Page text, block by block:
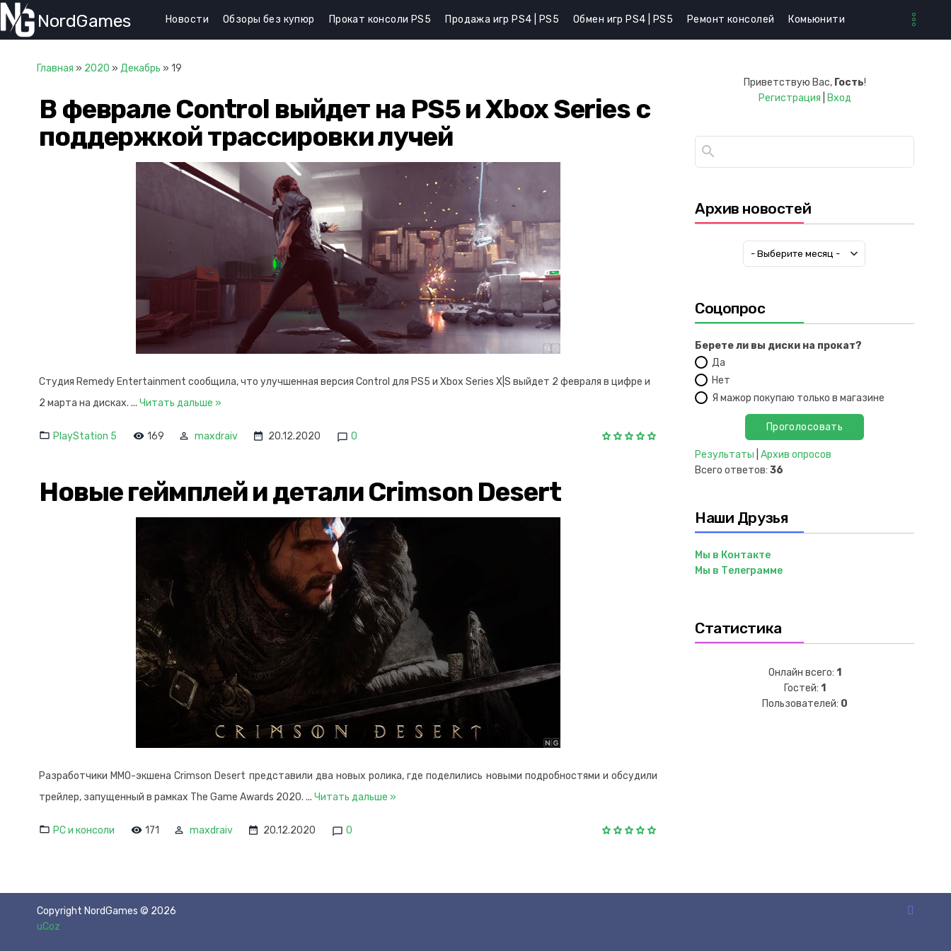
NordGames Новости Обзоры без купюр Прокат консоли PS5 Продажа игр PS4 | PS5 Обмен игр PS4 | PS5 Ремонт консолей Комьюнити
Главная » 2020 » Декабрь » 19
В феврале Control выйдет на PS5 и Xbox Series с
поддержкой трассировки лучей
Студия Remedy Entertainment сообщила, что улучшенная версия Control для PS5 и Xbox Series X|S выйдет 2 февраля в цифре и
2 марта на дисках. ... Читать дальше »
PlayStation 5 169 maxdraiv 20.12.2020 0
Новые геймплей и детали Crimson Desert
Разработчики MMO-экшена Crimson Desert представили два новых ролика, где поделились новыми подробностями и обсудили
трейлер, запущенный в рамках The Game Awards 2020. ... Читать дальше »
PC и консоли 171 maxdraiv 20.12.2020 0
Приветствую Вас, Гость!
Регистрация
Вход
Архив новостей
Соцопрос
Берете ли вы диски на прокат?
Да
Нет
Я мажор покупаю только в магазине
Результаты Архив опросов
Всего ответов: 36
Наши Друзья
Мы в Контакте
Мы в Телеграмме
Статистика
Онлайн всего: 1
Гостей: 1
Пользователей: 0
Copyright NordGames © 2026
uCoz